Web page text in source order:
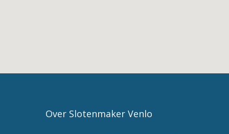
Slotenmaker
Over Slotenmaker Venlo